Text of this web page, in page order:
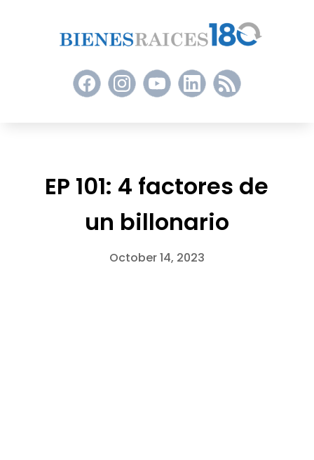
EP 101: 4 factores de
un billonario
October 14, 2023